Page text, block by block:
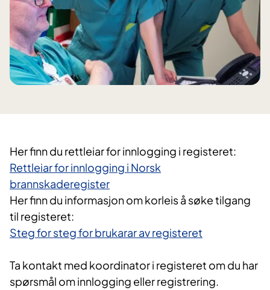
Her finn du rettleiar for innlogging i registeret:
Rettleiar for innlogging i Norsk
brannskaderegister​
Her finn du informasjon om korleis å søke tilgang
til registeret:
Steg for steg for brukarar av registeret​
Ta kontakt med koordinator i registeret om du har
spørsmål om innlogging eller registrering.